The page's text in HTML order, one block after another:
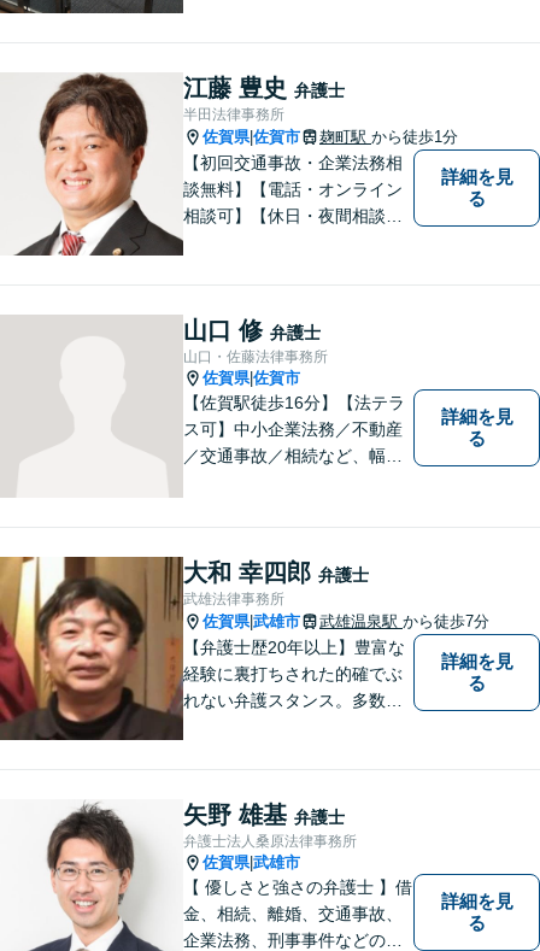
お持ち帰りいただけるよう，
全力を尽くします。
江藤 豊史 弁護士
半田法律事務所
佐賀県|佐賀市 麹町駅 から徒歩1分
【初回交通事故・企業法務相
談無料】【電話・オンライン
相談可】【休日・夜間相談
詳細を見
る
山口 修 弁護士
山口・佐藤法律事務所
佐賀県|佐賀市
【佐賀駅徒歩16分】【法テラ
ス可】中小企業法務／不動産
／交通事故／相続など、幅広
添い、適切な解決へと導きま
す。まずはお気軽にご相談く
ださい。【初回面談無料】
詳細を見
る
大和 幸四郎 弁護士
武雄法律事務所
佐賀県|武雄市 武雄温泉駅 から徒歩7分
【弁護士歴20年以上】豊富な
経験に裏打ちされた的確でぶ
れない弁護スタンス。多数の
法書士などとも連携しワンス
トップで解決。難事件には他
弁護士と協力も。元調停委
員。
詳細を見
る
矢野 雄基 弁護士
弁護士法人桑原法律事務所
佐賀県|武雄市
【 優しさと強さの弁護士 】借
金、相続、離婚、交通事故、
企業法務、刑事事件などのご
詳細を見
る